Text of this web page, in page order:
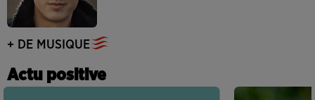
+ DE MUSIQUE
Actu positive